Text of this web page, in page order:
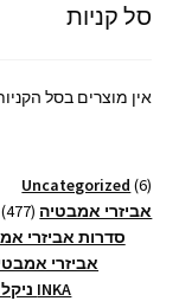
סל קניות
אין מוצרים בסל
Uncategorized 6
6
מוצרים
אביזרי אמבטיה 477
סדרות אביזרי
אביזרי
INKA ניקל מבריק